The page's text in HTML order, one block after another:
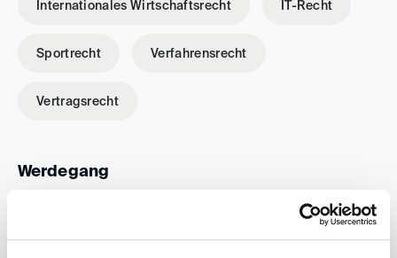
Internationales Wirtschaftsrecht IT-Recht
Sportrecht Verfahrensrecht
Vertragsrecht
Werdegang
Studium an den Universitäten Tübingen, Lausanne